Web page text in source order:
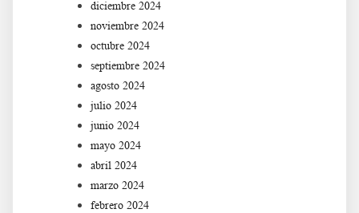
diciembre 2024
noviembre 2024
octubre 2024
septiembre 2024
agosto 2024
julio 2024
junio 2024
mayo 2024
abril 2024
marzo 2024
febrero 2024